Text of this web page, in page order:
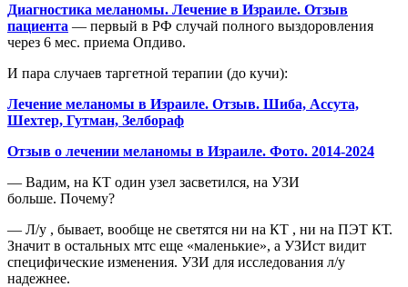
Диагностика меланомы. Лечение в Израиле. Отзыв
пациента — первый в РФ случай полного выздоровления
через 6 мес. приема Опдиво.
И пара случаев таргетной терапии (до кучи):
Лечение меланомы в Израиле. Отзыв. Шиба, Ассута,
Шехтер, Гутман, Зелбораф
Отзыв о лечении меланомы в Израиле. Фото. 2014-2024
— Вадим, на КТ один узел засветился, на УЗИ
больше. Почему?
— Л/у , бывает, вообще не светятся ни на КТ , ни на ПЭТ КТ.
Значит в остальных мтс еще «маленькие», а УЗИст видит
специфические изменения. УЗИ для исследования л/у
надежнее.